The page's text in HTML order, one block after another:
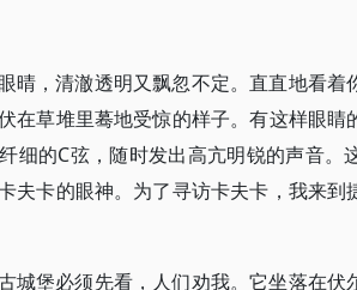
晴，清澈透明又飘忽不定。直直地看
在草堆里蓦地受惊的样子。有这样眼
细的C弦，随时发出高亢明锐的声音。
夫卡的眼神。为了寻访卡夫卡，我来
城堡必须先看，人们劝我。它坐落在